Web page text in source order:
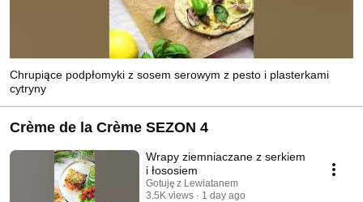
Chrupiące podpłomyki z sosem serowym z pesto i plasterkami
cytryny
Crème de la Crème SEZON 4
Wrapy ziemniaczane z serkiem
i łososiem
Gotuję z Lewiatanem
3.5K views
1 day ago